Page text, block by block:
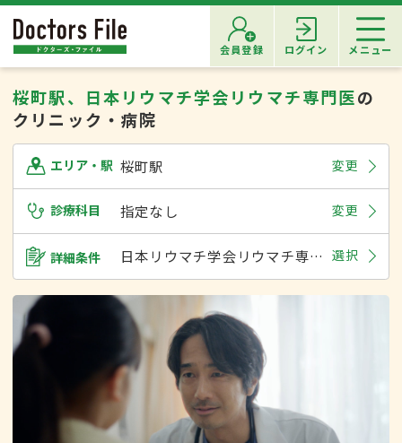
会員登録 ログイン メニュー
桜町駅、日本リウマチ学会リウマチ専門医の
クリニック・病院
エリア・駅 桜町駅 変更
診療科目 指定なし 変更
詳細条件 日本リウマチ学会リウマチ専門医 選択